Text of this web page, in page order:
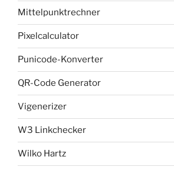
Mittelpunktrechner
Pixelcalculator
Punicode-Konverter
QR-Code Generator
Vigenerizer
W3 Linkchecker
Wilko Hartz